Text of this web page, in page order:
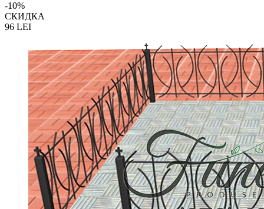
-10%
СКИДКА
96 LEI